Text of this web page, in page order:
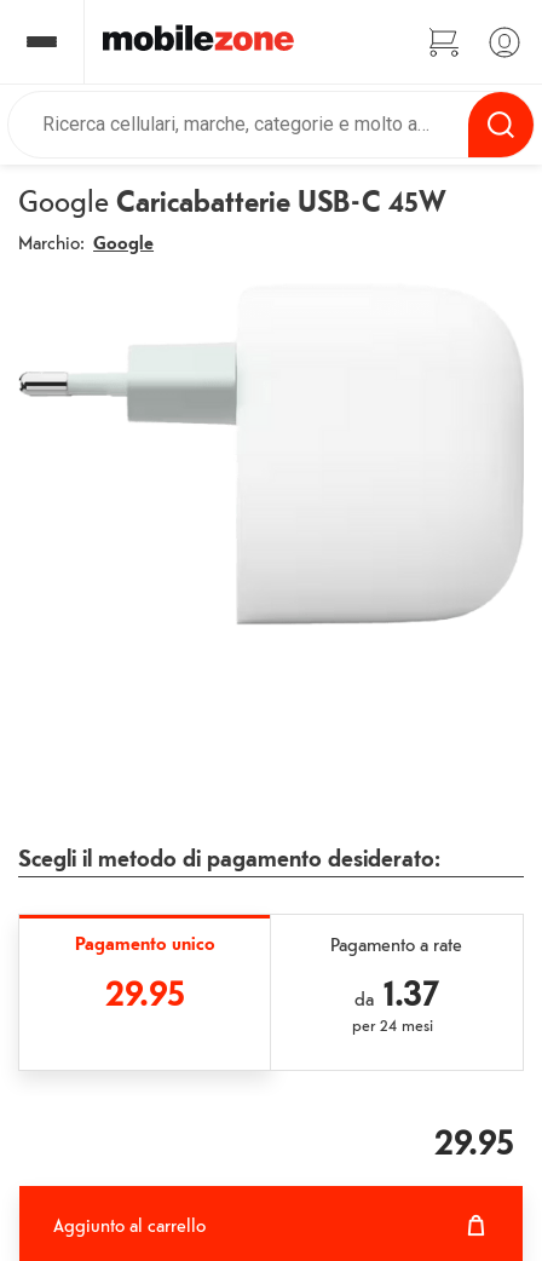
GoogleCaricabatterie USB-C 45W
Marchio: Google
Scegli il metodo di pagamento desiderato:
Pagamento unico
29.95
Pagamento a rate
da 1.37
per24 mesi
29.95
Aggiunto al carrello